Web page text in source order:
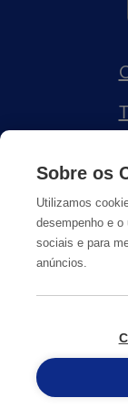
Sobre os
Utilizamos
desempenho e
sociais e para
anúncios.